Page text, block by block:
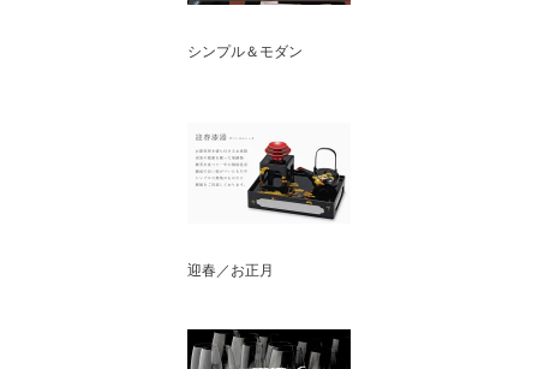
シンプル＆モダン
迎春／お正月